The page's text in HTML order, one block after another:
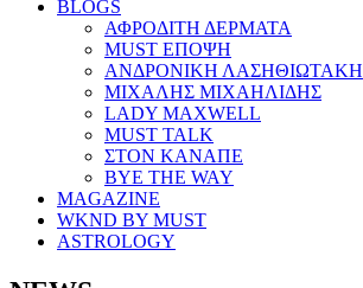
BLOGS
ΑΦΡΟΔΙΤΗ ΔΕΡΜΑΤΑ
MUST ΕΠΟΨΗ
ΑΝΔΡΟΝΙΚΗ ΛΑΣΗΘΙΩΤΑΚΗ
ΜΙΧΑΛΗΣ ΜΙΧΑΗΛΙΔΗΣ
LADY MAXWELL
MUST TALK
ΣΤΟΝ ΚΑΝΑΠΕ
BYE THE WAY
MAGAZINE
WKND BY MUST
ASTROLOGY